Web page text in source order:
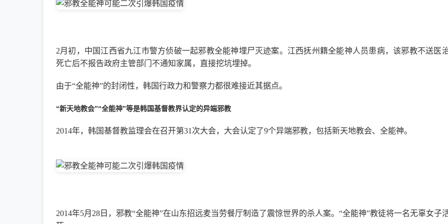
2月初，中国江西省九江市警方侦破一起邪教全能神埋尸灭迹案。江西抚州籍全能神人员患病，该邪教不送医治
死亡后不报告政府主管部门不通知家属，直接挖坑埋掉。
由于“全能神”的封闭性，韩国行政力和警察力都很难接近其据点。
“新天地教会”“全能神”等是韩国基督教界认定的异端邪教
2014年，韩国基督教监理会在召开第31次大会，大会认定了9个异端邪教，包括新天地教会、全能神。
2014年5月28日，邪教“全能神”在山东招远麦当劳餐厅制造了震惊世界的杀人案。“全能神”教徒将一名无辜女子